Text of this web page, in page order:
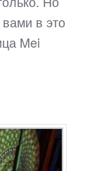
в это
Mei